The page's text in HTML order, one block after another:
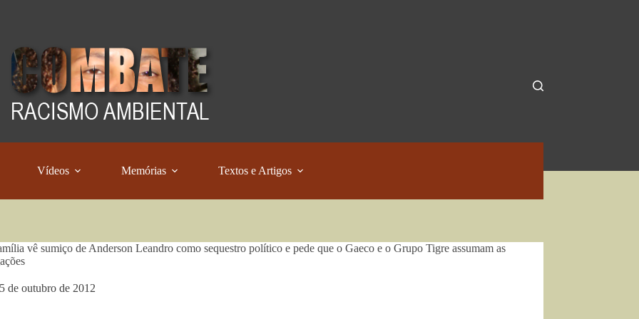
Vídeos Memórias Textos e Artigos
vê sumiço de Anderson Leandro como sequestro político e pede que o Gaeco e o Grupo Tigre assumam as
de outubro de 2012